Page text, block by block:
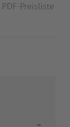
PDF-Preisliste